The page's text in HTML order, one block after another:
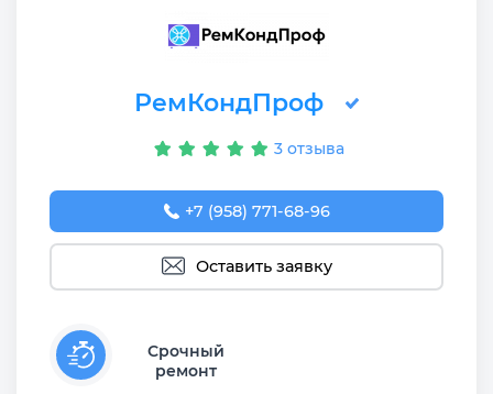
РемКондПроф
3 отзыва
+7 (958) 771-68-96
Оставить заявку
Срочный
ремонт